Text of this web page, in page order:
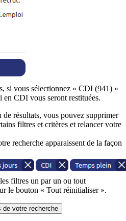
si vous sélectionnez « CDI (941) »
en CDI vous seront restituées.
de résultats, vous pouvez supprimer
filtres et critères et relancer votre
recherche apparaissent de la façon
filtres un par un ou tout
le bouton « Tout réinitialiser ».
votre recherche